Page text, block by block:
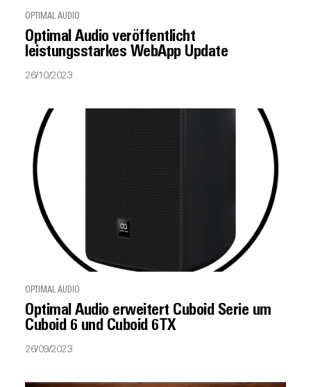
OPTIMAL AUDIO
Optimal Audio veröffentlicht
leistungsstarkes WebApp Update
26/10/2023
OPTIMAL AUDIO
Optimal Audio erweitert Cuboid Serie um
Cuboid 6 und Cuboid 6TX
26/09/2023